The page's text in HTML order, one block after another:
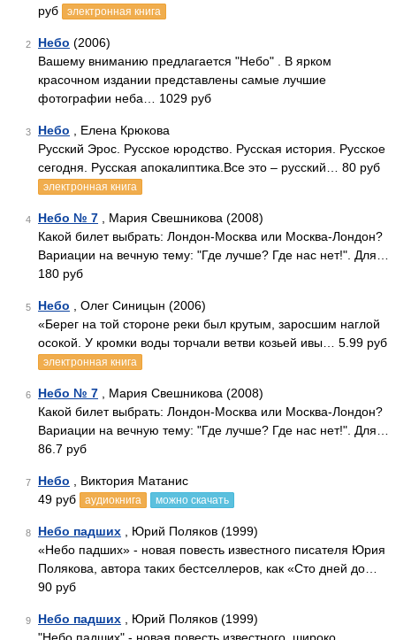
руб
электронная книга
2 Небо (2006)
Вашему вниманию предлагается "Небо" . В ярком
красочном издании представлены самые лучшие
фотографии неба… 1029 руб
3 Небо , Елена Крюкова
Русский Эрос. Русское юродство. Русская история. Русское
сегодня. Русская апокалиптика.Все это – русский… 80 руб
электронная книга
4 Небо № 7 , Мария Свешникова (2008)
Какой билет выбрать: Лондон-Москва или Москва-Лондон?
Вариации на вечную тему: "Где лучше? Где нас нет!". Для…
180 руб
5 Небо , Олег Синицын (2006)
«Берег на той стороне реки был крутым, заросшим наглой
осокой. У кромки воды торчали ветви козьей ивы… 5.99 руб
электронная книга
6 Небо № 7 , Мария Свешникова (2008)
Какой билет выбрать: Лондон-Москва или Москва-Лондон?
Вариации на вечную тему: "Где лучше? Где нас нет!". Для…
86.7 руб
7 Небо , Виктория Матанис
49 руб
аудиокнига можно скачать
8 Небо падших , Юрий Поляков (1999)
«Небо падших» - новая повесть известного писателя Юрия
Полякова, автора таких бестселлеров, как «Сто дней до…
90 руб
9 Небо падших , Юрий Поляков (1999)